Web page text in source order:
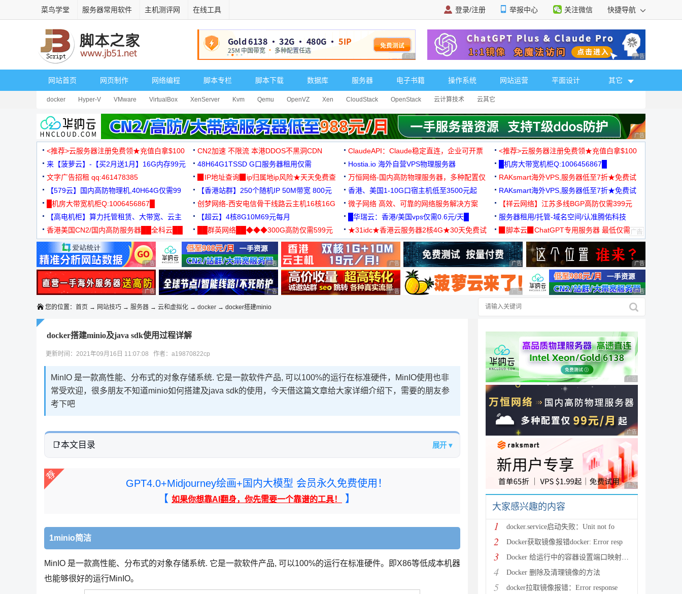
菜鸟学堂 服务器常用软件 主机测评网 在线工具 登录/注册 举报中心 关注微信 快捷导航
广告 商业广告，理性选择 广告 商业广告，理
网站首页 网页制作 网络编程 脚本专栏 脚本下载 数据库 服务器 电子书籍 操作系统 网站运营 平面设计 其它
docker Hyper-V VMware VirtualBox XenServer Kvm Qemu OpenVZ Xen CloudStack OpenStack 云计算技术 云其它
广告 商业广告，理
<推荐>云服务器注册免费领★充值白拿$100 CN2加速 不限流 本港DDOS不黑洞CDN ClaudeAPI：Claude稳定直连，企业可开票
<推荐>云服务器注册免费领★充值白拿$100
来【菠萝云】-【买2月送1月】16G内存99元
48H64G1TSSD G口服务器租用仅需
3000+可免费测试
Hostia.io 海外自营VPS物理服务器
█机房大带宽机柜Q:1006456867█
文字广告招租 qq:461478385
▉IP地址查询▉ip归属地ip风险★天天免费查
万恒网络-国内高防物理服务器，多种配置仅
99元/月起
RAKsmart海外VPS,服务器低至7折★免费试
用★
【579云】国内高防物理机,40H64G仅需99
元
【香港站群】250个随机IP 50M带宽 800元 香港、美国1-10G口宿主机低至3500元起
RAKsmart海外VPS,服务器低至7折★免费试
用★
█机房大带宽机柜Q:1006456867█
创梦网络-西安电信骨干线路云主机16核16G
88元/月
微子网络 高效、可靠的网络服务解决方案
【祥云网络】江苏多线BGP高防仅需399元
【高电机柜】算力托管租赁、大带宽、云主
机
【超云】4核8G10M69元每月 █华瑞云：香港/美国vps仅需0.6元/天█
服务器租用/托管-域名空间/认准腾佑科技
香港美国CN2/国内高防服务器██全科云██
██群英网络██◆◆◆300G高防仅需599元
◆◆◆
★31idc★香港云服务器2核4G★30天免费试
用◆
▉脚本云▉ChatGPT专用服务器 最低仅需
19元/月
广告 商业广告，理性选择 广告 商业广告，理性选择 广告 商业广告，理性选择 广告 商业广告，理性选择 广告 商业广告，理
广告 商业广告，理性选择 广告 商业广告，理性选择 广告 商业广告，理性选择 广告 商业广告，理性选择 广告 商业广告，理
您的位置： 首页 → 网站技巧 → 服务器 → 云和虚拟化 → docker → docker搭建minio
docker搭建minio及java sdk使用过程详解
更新时间：2021年09月16日 11:07:08 作者：a19870822cp
MinIO 是一款高性能、分布式的对象存储系统. 它是一款软件产品, 可以100%的运行在标准硬件，MinIO使用也非
常受欢迎，很多朋友不知道minio如何搭建及java sdk的使用，今天借这篇文章给大家详细介绍下，需要的朋友参
考下吧
本文目录 展开 ▾
GPT4.0+Midjourney绘画+国内大模型 会员永久免费使用！
【 如果你想靠AI翻身，你先需要一个靠谱的工具！ 】
1minio简洁
MinIO 是一款高性能、分布式的对象存储系统. 它是一款软件产品, 可以100%的运行在标准硬件。即X86等低成本机器
也能够很好的运行MinIO。
广告 商业广告，理性
广告 商业广告，理性
广告 商业广告，理性
大家感兴趣的内容
1 docker.service启动失败：Unit not fo
2 Docker获取镜像报错docker: Error resp
3 Docker 给运行中的容器设置端口映射的方法
4 Docker 删除及清理镜像的方法
5 docker拉取镜像报错：Error response